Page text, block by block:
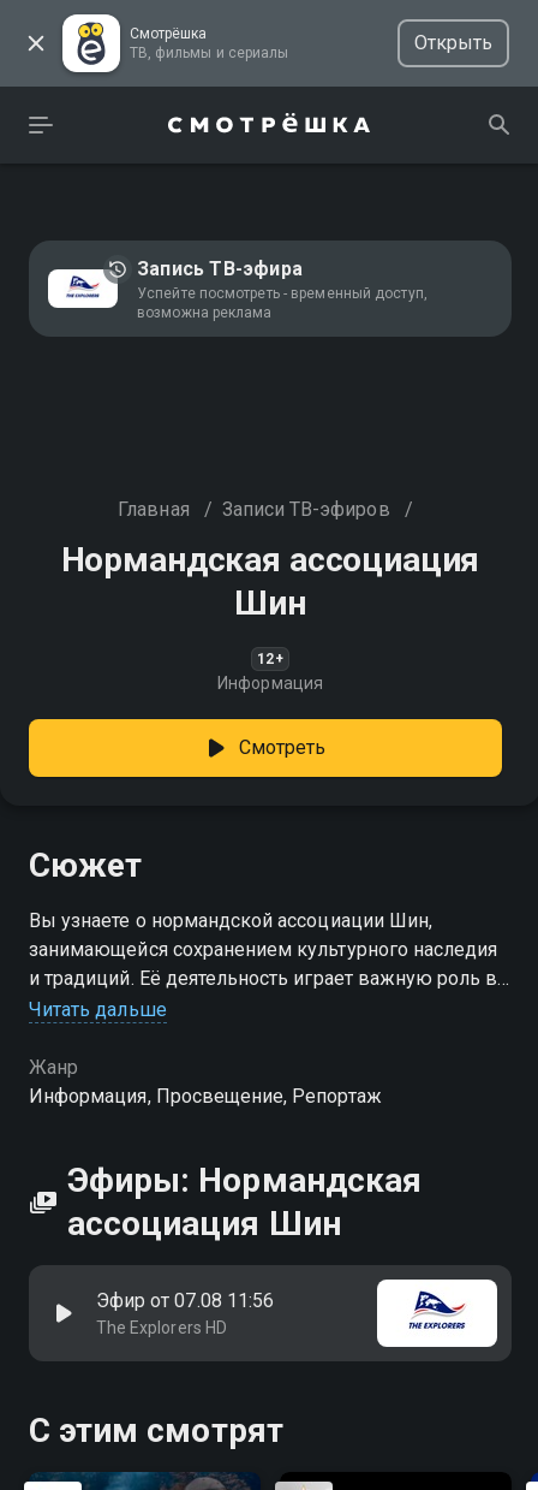
Смотрёшка
ТВ, фильмы и сериалы
Открыть
Запись ТВ-эфира
Успейте посмотреть - временный доступ,
возможна реклама
Главная / Записи ТВ-эфиров /
Нормандская ассоциация
Шин
12+
Информация
Смотреть
Сюжет
Вы узнаете о нормандской ассоциации Шин,
занимающейся сохранением культурного наследия
и традиций. Её деятельность играет важную роль в
регионе
Читать дальше
Жанр
Информация, Просвещение, Репортаж
Эфиры: Нормандская
ассоциация Шин
Эфир от 07.08 11:56
The Explorers HD
С этим смотрят